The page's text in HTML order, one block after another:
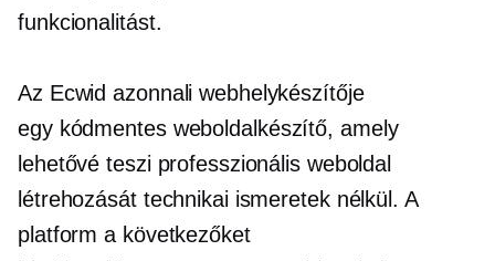
funkcionalitást.
Az Ecwid azonnali webhelykészítője
egy kódmentesweboldalkészítő, amely
lehetővé teszi professzionális weboldal
létrehozását technikai ismeretek nélkül. A
platform a következőket